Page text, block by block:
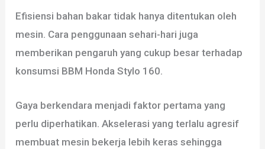
Efisiensi bahan bakar tidak hanya ditentukan oleh
mesin. Cara penggunaan sehari-hari juga
memberikan pengaruh yang cukup besar terhadap
konsumsi BBM Honda Stylo 160.
Gaya berkendara menjadi faktor pertama yang
perlu diperhatikan. Akselerasi yang terlalu agresif
membuat mesin bekerja lebih keras sehingga